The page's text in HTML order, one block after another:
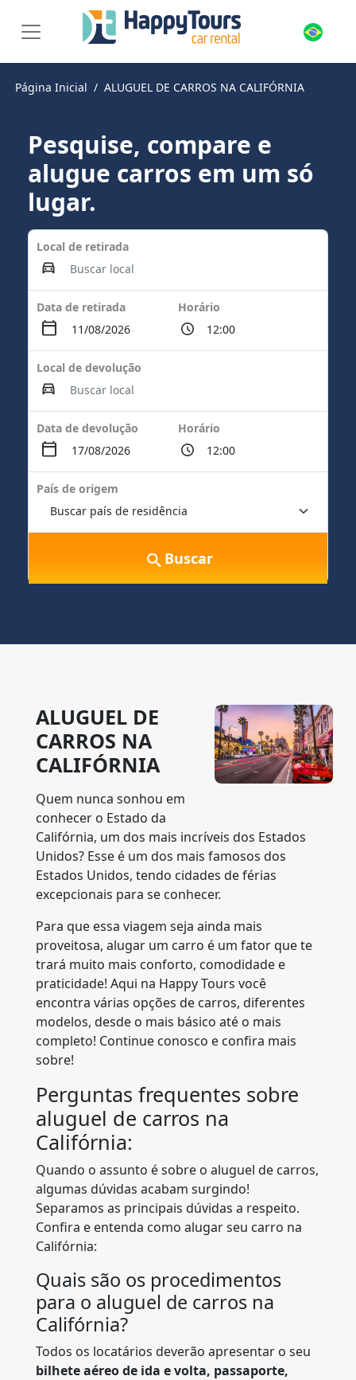
Página Inicial ALUGUEL DE CARROS NA CALIFÓRNIA
Pesquise, compare e
alugue carros em um só
lugar.
Local de retirada
Data de retirada Horário
Local de devolução
Data de devolução Horário
País de origem
Buscar
ALUGUEL DE
CARROS NA
CALIFÓRNIA
Quem nunca sonhou em
conhecer o Estado da
Califórnia, um dos mais incríveis dos Estados
Unidos? Esse é um dos mais famosos dos
Estados Unidos, tendo cidades de férias
excepcionais para se conhecer.
Para que essa viagem seja ainda mais
proveitosa, alugar um carro é um fator que te
trará muito mais conforto, comodidade e
praticidade! Aqui na Happy Tours você
encontra várias opções de carros, diferentes
modelos, desde o mais básico até o mais
completo! Continue conosco e confira mais
sobre!
Perguntas frequentes sobre
aluguel de carros na
Califórnia:
Quando o assunto é sobre o aluguel de carros,
algumas dúvidas acabam surgindo!
Separamos as principais dúvidas a respeito.
Confira e entenda como alugar seu carro na
Califórnia:
Quais são os procedimentos
para o aluguel de carros na
Califórnia?
Todos os locatários deverão apresentar o seu
bilhete aéreo de ida e volta, passaporte,